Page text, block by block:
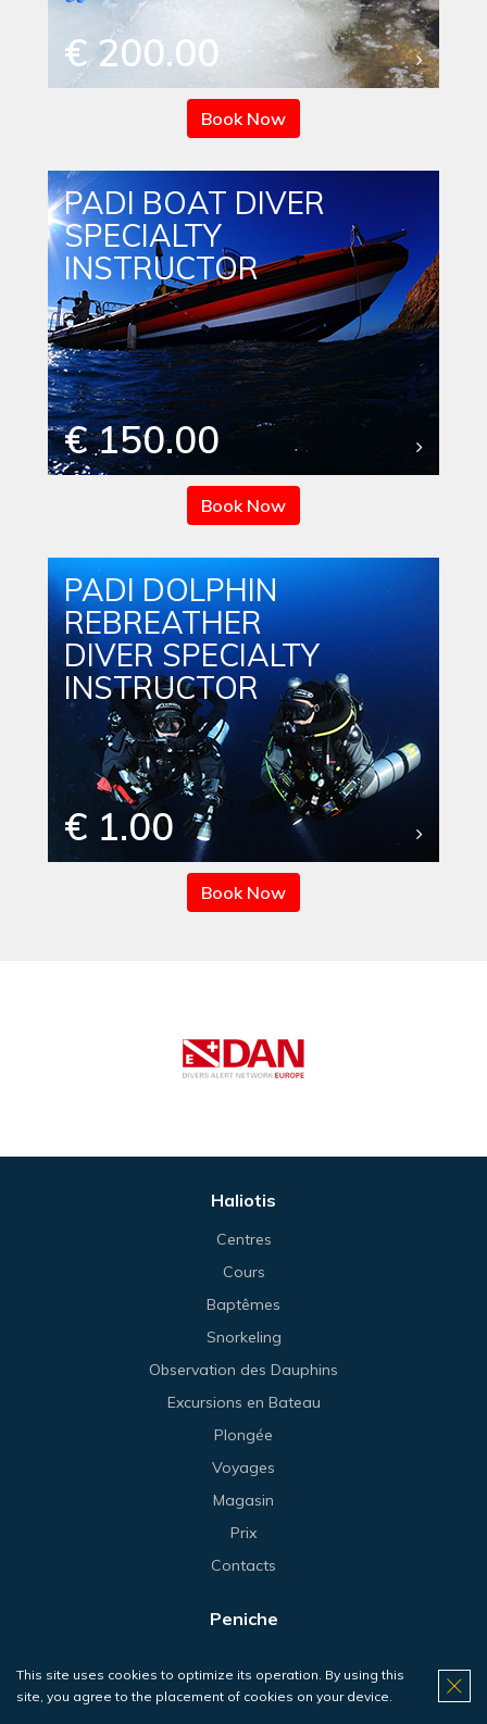
€ 200.00
Book Now
PADI BOAT DIVER
SPECIALTY
INSTRUCTOR
€ 150.00
Book Now
PADI DOLPHIN
REBREATHER
DIVER SPECIALTY
INSTRUCTOR
€ 1.00
Book Now
Haliotis
Centres
Cours
Baptêmes
Snorkeling
Observation des Dauphins
Excursions en Bateau
Plongée
Voyages
Magasin
Prix
Contacts
Peniche
Cours
This site uses cookies to optimize its operation. By using this
site, you agree to the placement of cookies on your device.